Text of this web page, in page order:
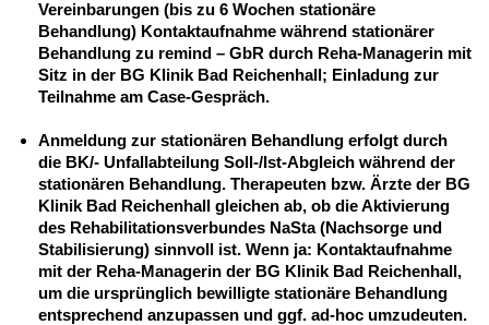
Vereinbarungen (bis zu 6 Wochen stationäre
Behandlung) Kontaktaufnahme während stationärer
Behandlung zu remind – GbR durch Reha-Managerin mit
Sitz in der BG Klinik Bad Reichenhall; Einladung zur
Teilnahme am Case-Gespräch.
Anmeldung zur stationären Behandlung erfolgt durch
die BK/- Unfallabteilung Soll-/Ist-Abgleich während der
stationären Behandlung. Therapeuten bzw. Ärzte der BG
Klinik Bad Reichenhall gleichen ab, ob die Aktivierung
des Rehabilitationsverbundes NaSta (Nachsorge und
Stabilisierung) sinnvoll ist. Wenn ja: Kontaktaufnahme
mit der Reha-Managerin der BG Klinik Bad Reichenhall,
um die ursprünglich bewilligte stationäre Behandlung
entsprechend anzupassen und ggf. ad-hoc umzudeuten.